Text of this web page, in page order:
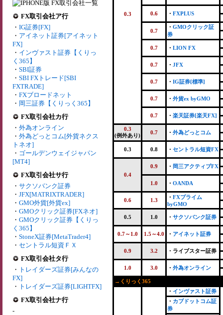
FX取引会社ア行
・ IG証券[FX]
・ アイネット証券[アイネット
FX]
・ インヴァスト証券【くりっ
く365】
・ SBI証券
・ SBI FXトレード[SBI
FXTRADE]
・ FXブロードネット
・ 岡三証券【くりっく365】
FX取引会社カ行
・ 外為オンライン
・ 外為どっとコム[外貨ネクス
トネオ]
・ ゴールデンウェイジャパン
[MT4]
FX取引会社サ行
・ サクソバンク証券
・ JFX[MATRIXTRADER]
・ GMO外貨[外貨ex]
・ GMOクリック証券[FXネオ]
・ GMOクリック証券【くりっ
く365】
・ StoneX証券[MetaTrader4]
・ セントラル短資ＦＸ
FX取引会社タ行
・ トレイダーズ証券[みんなの
FX]
・ トレイダーズ証券[LIGHTFX]
FX取引会社ナ行
-
0.3 0.6 ・ FXPLUS
0.7
・ GMOクリック証
券
0.7 ・ LION FX
0.7 ・ JFX
0.7 ・ IG証券[標準]
0.7 ・ 外貨ex byGMO
0.7 ・ 楽天証券[楽天FX]
0.3
(例外あり)
0.7 ・ 外為どっとコム
0.3 0.8 ・ セントラル短資FX
0.4
0.9 ・ 岡三アクティブFX
1.0 ・ OANDA
0.6 1.3 ・ FXプライム
byGMO
0.5 1.0 ・ サクソバンク証券
0.7～1.0 1.5～4.0 ・ アイネット証券
0.9 3.2 ・ライブスター証券
1.0 3.0 ・ 外為オンライン
→くりっく365
・ インヴァスト証券
・ カブドットコム証
券